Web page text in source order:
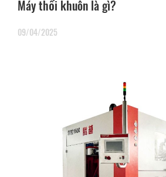
Máy thổi khuôn là gì?
09/04/2025